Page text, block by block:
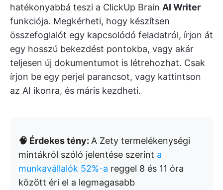
hatékonyabbá teszi a ClickUp Brain AI Writer
funkciója. Megkérheti, hogy készítsen
összefoglalót egy kapcsolódó feladatról, írjon át
egy hosszú bekezdést pontokba, vagy akár
teljesen új dokumentumot is létrehozhat. Csak
írjon be egy perjel parancsot, vagy kattintson
az AI ikonra, és máris kezdheti.
🧠 Érdekes tény: A Zety termelékenységi
mintákról szóló jelentése szerint a
munkavállalók 52%-a reggel 8 és 11 óra
között éri el a legmagasabb